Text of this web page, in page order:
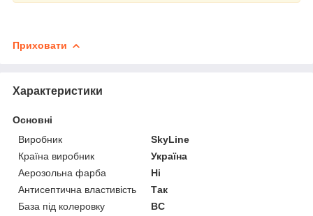
Приховати
Характеристики
Основні
Виробник
SkyLine
Країна виробник
Україна
Аерозольна фарба
Ні
Антисептична властивість
Так
База під колеровку
BC